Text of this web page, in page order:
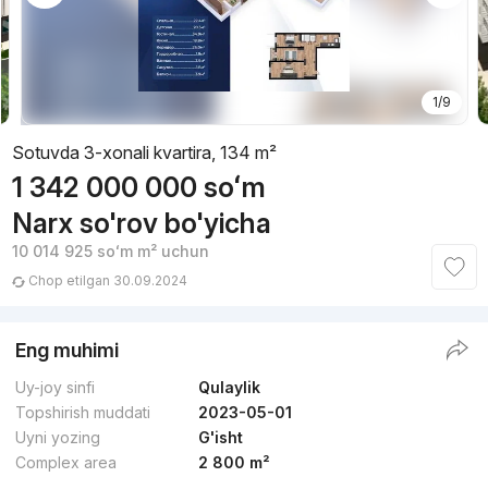
1/9
Sotuvda 3-xonali kvartira, 134 m²
1 342 000 000 soʻm
Narx so'rov bo'yicha
10 014 925 soʻmm² uchun
Chop etilgan 30.09.2024
Eng muhimi
Uy-joy sinfi
Qulaylik
Topshirish muddati
2023-05-01
Uyni yozing
G'isht
Complex area
2 800 m²